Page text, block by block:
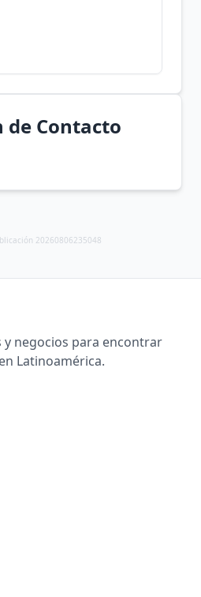
Contacto
20260806235048
negocios para encontrar
Latinoamérica.